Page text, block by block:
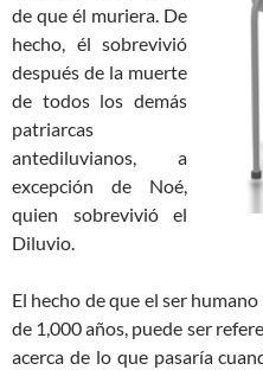
de que él muriera. De
hecho, él sobrevivió
después de la muerte
de todos los demás
patriarcas
antediluvianos, a
excepción de Noé,
quien sobrevivió el
Diluvio.
El hecho de que el ser
de 1,000 años, puede ser
acerca de lo que pasaría